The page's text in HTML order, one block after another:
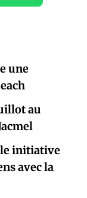
une
au
initiative
avec la